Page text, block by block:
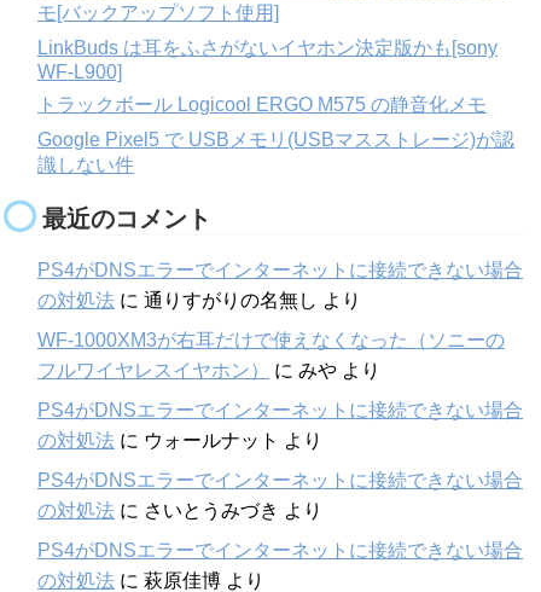
モ[バックアップソフト使用]
LinkBuds は耳をふさがないイヤホン決定版かも[sony
WF-L900]
トラックボール Logicool ERGO M575 の静音化メモ
Google Pixel5 で USBメモリ(USBマスストレージ)が認
識しない件
最近のコメント
PS4がDNSエラーでインターネットに接続できない場合
の対処法 に 通りすがりの名無し より
WF-1000XM3が右耳だけで使えなくなった（ソニーの
フルワイヤレスイヤホン）
に みや より
PS4がDNSエラーでインターネットに接続できない場合
の対処法 に ウォールナット より
PS4がDNSエラーでインターネットに接続できない場合
の対処法 に さいとうみづき より
PS4がDNSエラーでインターネットに接続できない場合
の対処法 に 萩原佳博 より